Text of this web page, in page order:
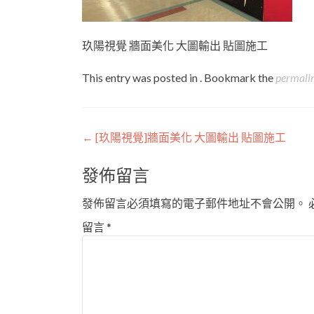
玖陽視覺 牆面美化 大圖輸出 貼圖施工
This entry was posted in . Bookmark the
Post
navigation
← [玖陽視覺]牆面美化 大圖輸出 貼圖施工
發佈留言
發佈留言必須填寫的電子郵件地址不會公開。
留言*